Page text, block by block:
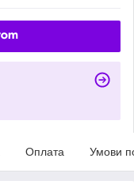
Оплата Умови